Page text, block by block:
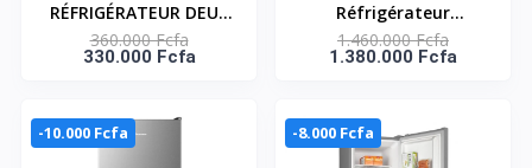
RÉFRIGÉRATEUR DEUX
PORTES 527L NO
FROST MULTIFLOW
685V1
360.000 Fcfa
330.000 Fcfa
Réfrigérateur
Américain quatre
portes Inverter Hisense
d’eau et de glace –
Économique – RQ-
1.460.000 Fcfa
1.380.000 Fcfa
-10.000 Fcfa -8.000 Fcfa